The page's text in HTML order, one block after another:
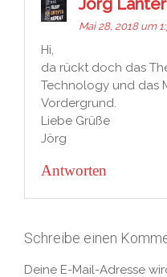
Jörg
Mai 28, 2018 um
Hi,
da rückt doch das
Technology und das
Vordergrund.
Liebe Grüße
Jörg
Antworten
Schreibe einen
Deine E-Mail-Adresse